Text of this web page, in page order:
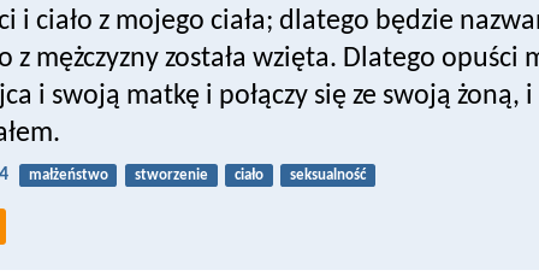
i ciało z mojego ciała; dlatego będzie
z mężczyzny została wzięta. Dlatego opuści
i swoją matkę i połączy się ze swoją żoną,
małżeństwo stworzenie ciało seksualność